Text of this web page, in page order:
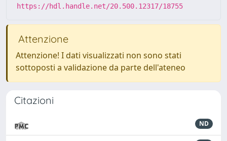
https://hdl.handle.net/20.500.12317/18755
Attenzione
Attenzione! I dati visualizzati non sono stati
sottoposti a validazione da parte dell'ateneo
Citazioni
ND